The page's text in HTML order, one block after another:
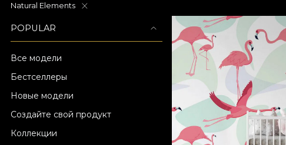
Natural Elements
POPULAR
Все модели
Бестселлеры
Новые модели
Создайте свой продукт
Коллекции